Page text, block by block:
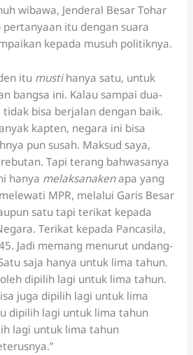
wibawa, Jenderal Besar Tohar
itu dengan suara
kepada musuh politiknya.
itu mustihanya satu, untuk
bangsa ini. Kalau sampai dua-
bisa berjalan dengan baik.
kapten, negara ini bisa
pun susah. Maksud saya,
Tapi terang bahwasanya
hanya melaksanakenapa yang
MPR, melalui Garis Besar
satu tapi terikat kepada
Terikat kepada Pancasila,
Jadi memang menurut undang-
saja hanya untuk lima tahun.
dipilih lagi untuk lima tahun.
juga dipilih lagi untuk lima
dipilih lagi untuk lima tahun
lagi untuk lima tahun